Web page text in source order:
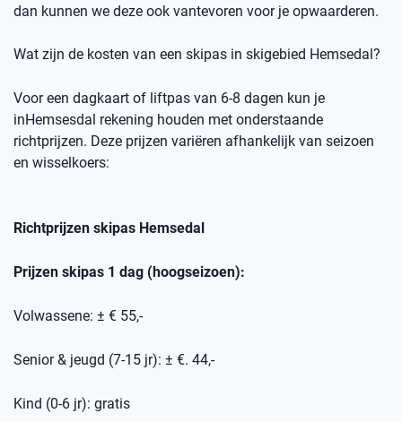
dan kunnen we deze ook vantevoren voor je opwaarderen.
Wat zijn de kosten van een skipas in skigebied Hemsedal ?
Voor een dagkaart of liftpas van 6-8 dagen kun je
inHemsesdal rekening houden met onderstaande
richtprijzen. Deze prijzen variëren afhankelijk van seizoen
en wisselkoers:
Richtprijzen skipas Hemsedal
Prijzen skipas 1 dag (hoogseizoen):
Volwassene: ± € 55,-
Senior & jeugd (7-15 jr): ± €. 44,-
Kind (0-6 jr): gratis